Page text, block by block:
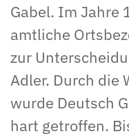
Gabel. Im Jahre
amtliche
zur
Adler. Durch die
wurde Deutsch
hart getroffen.